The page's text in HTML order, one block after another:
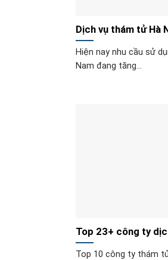
Dịch vụ thám tử Hà
nhất 2025
Hiện nay nhu cầu sử
Nam đang tăng...
Top 23+ công ty
nhất 2025
Top 10 công ty thám